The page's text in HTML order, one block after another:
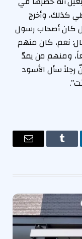
كذلك، وأخرج
كان أصحاب رسول
نعم، كان منهم
ومنهم من يمدّ
رجلاً سأل الأسود
Tumblr
البريد